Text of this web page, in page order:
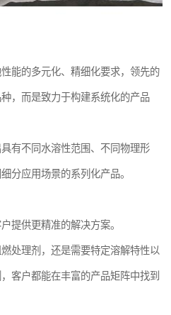
能的多元化、精细化要求，领先的
，而是致力于构建系统化的产品
有不同水溶性范围、不同物理形
分应用场景的系列化产品。
提供更精准的解决方案。
处理剂，还是需要特定溶解特性以
客户都能在丰富的产品矩阵中找到